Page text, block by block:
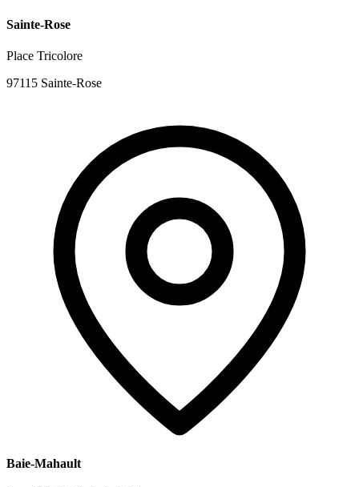
Sainte-Rose
Place Tricolore
97115 Sainte-Rose
Baie-Mahault